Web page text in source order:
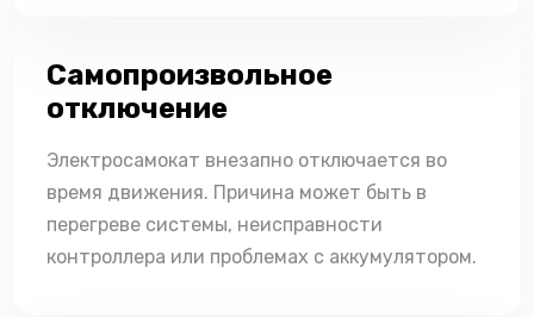
Самопроизвольное
отключение
Электросамокат внезапно отключается во
время движения. Причина может быть в
перегреве системы, неисправности
контроллера или проблемах с аккумулятором.